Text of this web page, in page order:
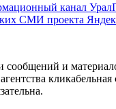
канал
СМИ проекта
сообщений и
кликабельная